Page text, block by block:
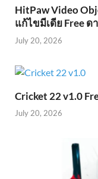
HitPaw Video
แก้ไขมีเดีย Free
July 20, 2026
Cricket 22 v1.0
July 20, 2026